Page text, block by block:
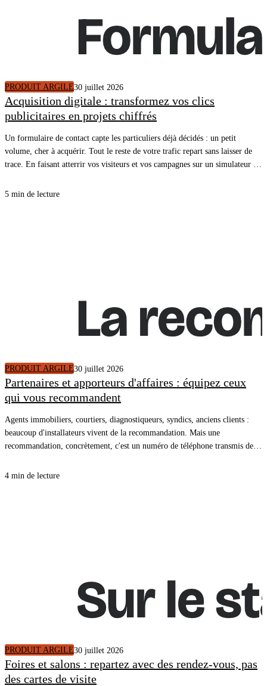
PRODUIT ARGILE30 juillet 2026
Acquisition digitale : transformez vos clics
publicitaires en projets chiffrés
Un formulaire de contact capte les particuliers déjà décidés : un petit
volume, cher à acquérir. Tout le reste de votre trafic repart sans laisser de
trace. En faisant atterrir vos visiteurs et vos campagnes sur un simulateur de
projet, et chaque simulation terminée arrive dans votre CRM avec un
5 min de lecture
PRODUIT ARGILE30 juillet 2026
Partenaires et apporteurs d'affaires : équipez ceux
qui vous recommandent
Agents immobiliers, courtiers, diagnostiqueurs, syndics, anciens clients :
beaucoup d'installateurs vivent de la recommandation. Mais une
recommandation, concrètement, c'est un numéro de téléphone transmis de
partenaires le lien de votre simulateur, la recommandation arrive dans votre
4 min de lecture
PRODUIT ARGILE30 juillet 2026
Foires et salons : repartez avec des rendez-vous, pas
des cartes de visite